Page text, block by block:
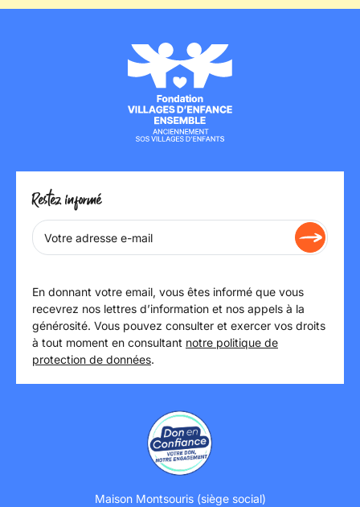
Restez informé
En donnant votre email, vous êtes informé que vous
recevrez nos lettres d’information et nos appels à la
générosité. Vous pouvez consulter et exercer vos droits
à tout moment en consultant notre politique de
protection de données.
Maison Montsouris (siège social)